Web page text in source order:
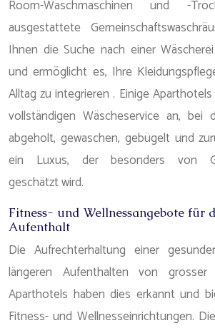
Room-Waschmaschinen und -
ausgestattete
Ihnen die Suche nach einer
und ermöglicht es, Ihre
Alltag zu integrieren . Einige
vollständigen Wäscheservice an, bei
abgeholt, gewaschen, gebügelt und
ein Luxus, der besonders von
geschätzt wird.
Fitness- und Wellnessangebote für
Aufenthalt
Die Aufrechterhaltung einer
längeren Aufenthalten von grosser
Aparthotels haben dies erkannt und
Fitness- und Wellnesseinrichtungen.